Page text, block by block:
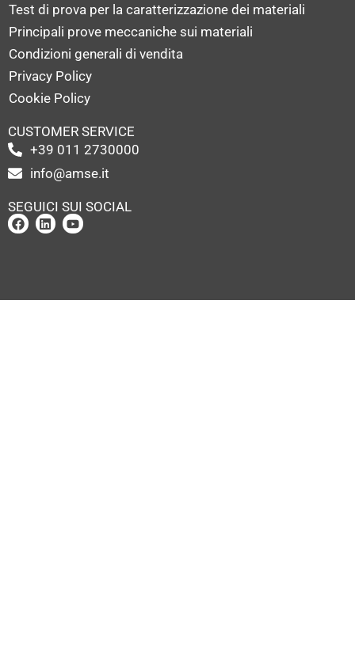
Test di prova per la caratterizzazione dei materiali
Principali prove meccaniche sui materiali
Condizioni generali di vendita
Privacy Policy
Cookie Policy
CUSTOMER SERVICE
+39 011 2730000
info@amse.it
SEGUICI SUI SOCIAL